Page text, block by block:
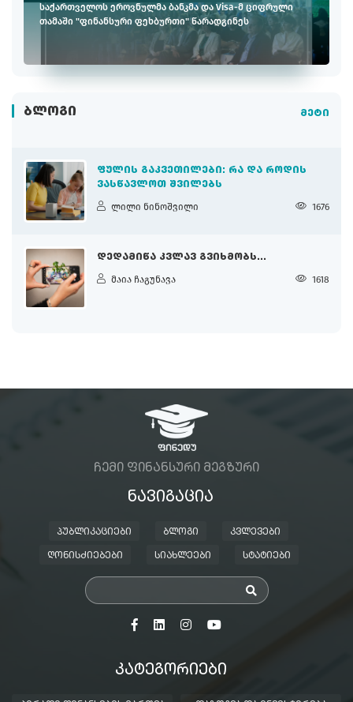
საქართველოს ეროვნულმა ბანკმა და Visa-მ ციფრული
თამაში "ფინანსური ფეხბურთი" წარადგინეს
ᲑᲚᲝᲒᲘ მეტი
ᲤᲣᲚᲘᲡ ᲒᲐᲙᲕᲔᲗᲘᲚᲔᲑᲘ: ᲠᲐ ᲓᲐ ᲠᲝᲓᲘᲡ
ᲕᲐᲡᲬᲐᲕᲚᲝᲗ ᲨᲕᲘᲚᲔᲑᲡ
ლილი ნინოშვილი 1676
ᲓᲔᲓᲐᲛᲘᲬᲐ ᲙᲕᲚᲐᲕ ᲒᲕᲘᲮᲛᲝᲑᲡ...
მაია ჩაგუნავა 1618
ᲩᲔᲛᲘ ᲤᲘᲜᲐᲜᲡᲣᲠᲘ ᲛᲔᲒᲖᲣᲠᲘ
ᲜᲐᲕᲘᲒᲐᲪᲘᲐ
ᲞᲣᲑᲚᲘᲙᲐᲪᲘᲔᲑᲘ ᲑᲚᲝᲒᲘ ᲙᲕᲚᲔᲕᲔᲑᲘ
ᲦᲝᲜᲘᲡᲫᲘᲔᲑᲔᲑᲘ ᲡᲘᲐᲮᲚᲔᲔᲑᲘ ᲡᲢᲐᲢᲘᲔᲑᲘ
ᲙᲐᲢᲔᲒᲝᲠᲘᲔᲑᲘ